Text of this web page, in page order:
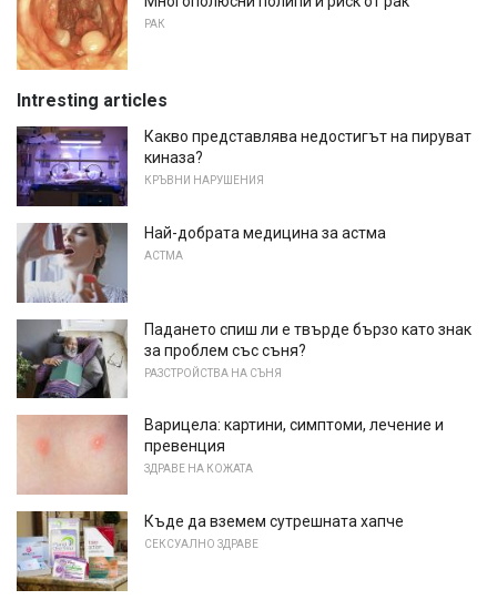
РАК
Intresting articles
Какво представлява недостигът на пируват
киназа?
КРЪВНИ НАРУШЕНИЯ
Най-добрата медицина за астма
АСТМА
Падането спиш ли е твърде бързо като знак
за проблем със съня?
РАЗСТРОЙСТВА НА СЪНЯ
Варицела: картини, симптоми, лечение и
превенция
ЗДРАВЕ НА КОЖАТА
Къде да вземем сутрешната хапче
СЕКСУАЛНО ЗДРАВЕ